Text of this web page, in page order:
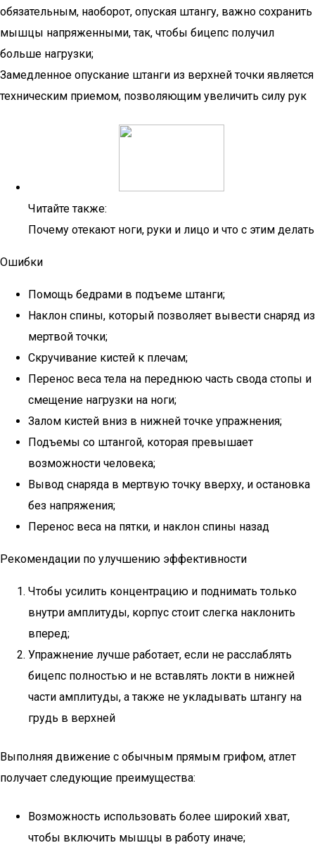
обязательным, наоборот, опуская штангу, важно сохранить
мышцы напряженными, так, чтобы бицепс получил
больше нагрузки;
Замедленное опускание штанги из верхней точки является
техническим приемом, позволяющим увеличить силу рук
Читайте также:
Почему отекают ноги, руки и лицо и что с этим делать
Ошибки
Помощь бедрами в подъеме штанги;
Наклон спины, который позволяет вывести снаряд из
мертвой точки;
Скручивание кистей к плечам;
Перенос веса тела на переднюю часть свода стопы и
смещение нагрузки на ноги;
Залом кистей вниз в нижней точке упражнения;
Подъемы со штангой, которая превышает
возможности человека;
Вывод снаряда в мертвую точку вверху, и остановка
без напряжения;
Перенос веса на пятки, и наклон спины назад
Рекомендации по улучшению эффективности
Чтобы усилить концентрацию и поднимать только
внутри амплитуды, корпус стоит слегка наклонить
вперед;
Упражнение лучше работает, если не расслаблять
бицепс полностью и не вставлять локти в нижней
части амплитуды, а также не укладывать штангу на
грудь в верхней
Выполняя движение с обычным прямым грифом, атлет
получает следующие преимущества:
Возможность использовать более широкий хват,
чтобы включить мышцы в работу иначе;